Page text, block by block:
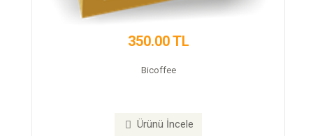
350.00 TL
Bicoffee
Ürünü İncele